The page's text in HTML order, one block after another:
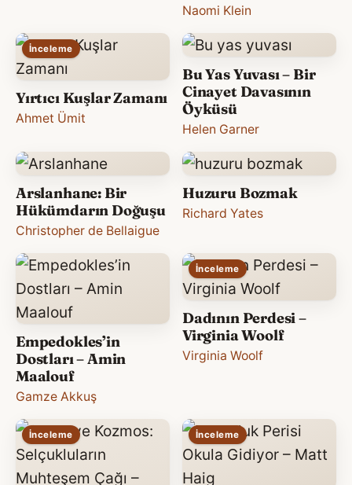
Naomi Klein
İnceleme
Yırtıcı Kuşlar Zamanı
Ahmet Ümit
Bu Yas Yuvası – Bir
Cinayet Davasının
Öyküsü
Helen Garner
Arslanhane: Bir
Hükümdarın Doğuşu
Christopher de Bellaigue
Huzuru Bozmak
Richard Yates
Empedokles’in
Dostları – Amin
Maalouf
Gamze Akkuş
İnceleme
Dadının Perdesi –
Virginia Woolf
Virginia Woolf
İnceleme İnceleme